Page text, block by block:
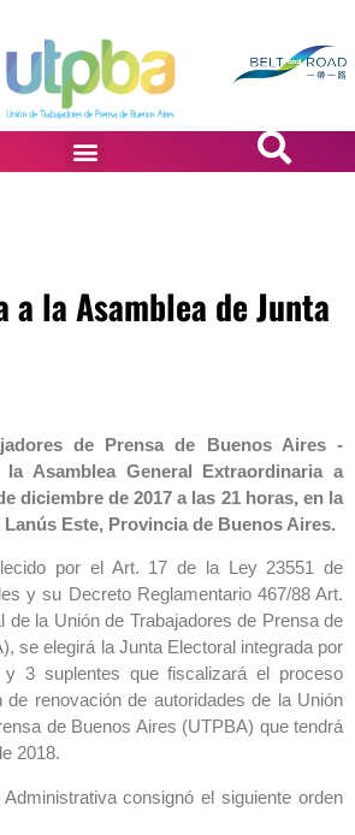
a la Asamblea de Junta
de Prensa de Buenos Aires -
Asamblea General Extraordinaria a
diciembre de 2017 a las 21 horas, en la
Lanús Este, Provincia de Buenos Aires.
por el Art. 17 de la Ley 23551 de
y su Decreto Reglamentario 467/88 Art.
de la Unión de Trabajadores de Prensa de
se elegirá la Junta Electoral integrada por
3 suplentes que fiscalizará el proceso
renovación de autoridades de la Unión
de Buenos Aires (UTPBA) que tendrá
2018.
consignó el siguiente orden